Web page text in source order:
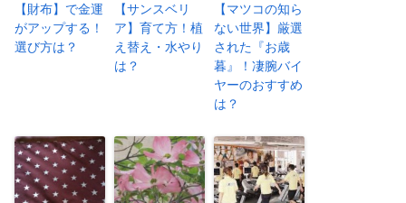
【財布】で金運
がアップする！
選び方は？
【サンスベリ
ア】育て方！植
え替え・水やり
は？
【マツコの知ら
ない世界】厳選
された『お歳
暮』！凄腕バイ
ヤーのおすすめ
は？